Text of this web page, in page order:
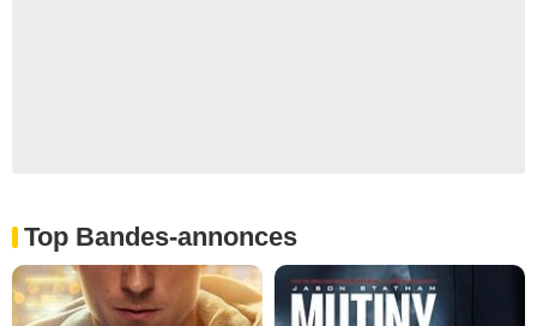
Top Bandes-annonces